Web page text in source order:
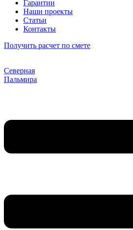
Гарантии
Наши проекты
Статьи
Контакты
Получить расчет по смете
Северная
Пальмира